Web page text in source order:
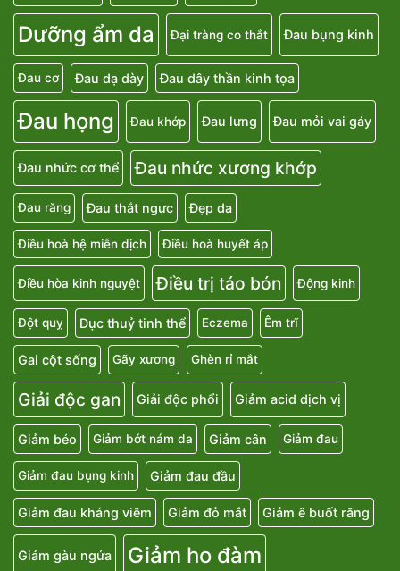
Dưỡng ẩm da Đại tràng co thắt Đau bụng kinh
Đau cơ Đau dạ dày Đau dây thần kinh tọa
Đau họng Đau khớp Đau lưng Đau mỏi vai gáy
Đau nhức cơ thể Đau nhức xương khớp
Đau răng Đau thắt ngực Đẹp da
Điều hoà hệ miễn dịch Điều hoà huyết áp
Điều hòa kinh nguyệt Điều trị táo bón Động kinh
Đột quỵ Đục thuỷ tinh thể Eczema Êm trĩ
Gai cột sống Gãy xương Ghèn rỉ mắt
Giải độc gan Giải độc phổi Giảm acid dịch vị
Giảm béo Giảm bớt nám da Giảm cân Giảm đau
Giảm đau bụng kinh Giảm đau đầu
Giảm đau kháng viêm Giảm đỏ mắt Giảm ê buốt răng
Giảm gàu ngứa Giảm ho đàm